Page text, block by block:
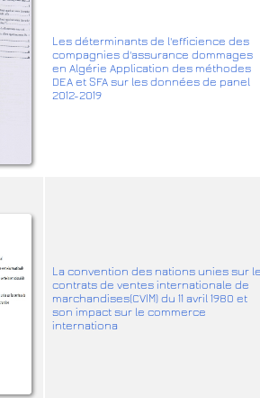
Les déterminants de l'efficience des
compagnies d'assurance dommages
en Algérie Application des méthodes
DEA et SFA sur les données de panel
2012-2019
La convention des nations unies sur
contrats de ventes internationale de
marchandises(CVIM) du 11 avril 1980 et
son impact sur le commerce
internationa